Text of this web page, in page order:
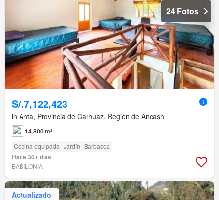
24 Fotos
S/.7,122,423
in Anta, Provincia de Carhuaz, Región de Ancash
14,800 m²
Cocina equipada Jardín Barbacoa
Hace 30+ días
BABILONIA
Actualizado